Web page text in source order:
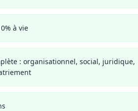
à vie
: organisationnel, social, juridique,